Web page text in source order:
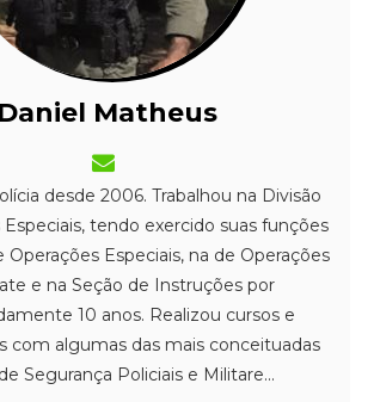
Daniel Matheus
desde 2006. Trabalhou na Divisão
tendo exercido suas funções
Operações Especiais, na de Operações
e na Seção de Instruções por
10 anos. Realizou cursos e
com algumas das mais conceituadas
Segurança Policiais e Militare...